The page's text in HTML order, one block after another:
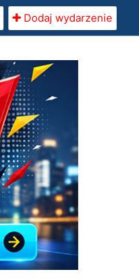
Dodaj wydarzenie